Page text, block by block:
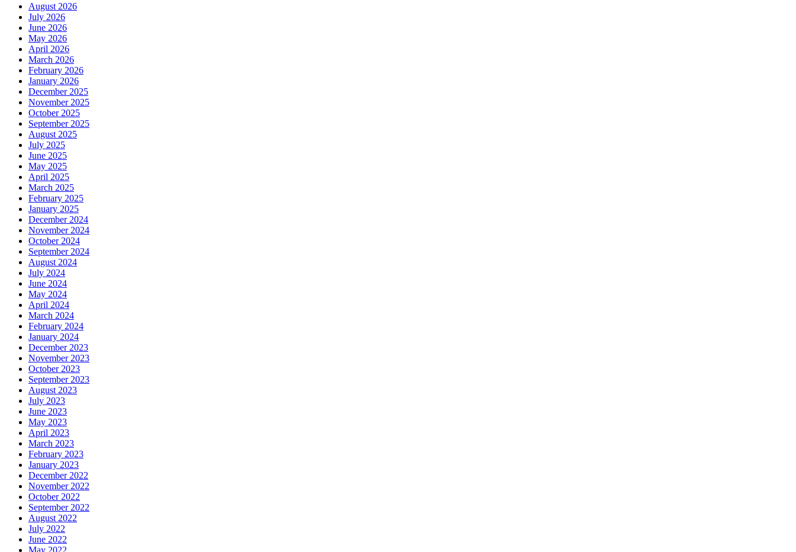
August 2026
July 2026
June 2026
May 2026
April 2026
March 2026
February 2026
January 2026
December 2025
November 2025
October 2025
September 2025
August 2025
July 2025
June 2025
May 2025
April 2025
March 2025
February 2025
January 2025
December 2024
November 2024
October 2024
September 2024
August 2024
July 2024
June 2024
May 2024
April 2024
March 2024
February 2024
January 2024
December 2023
November 2023
October 2023
September 2023
August 2023
July 2023
June 2023
May 2023
April 2023
March 2023
February 2023
January 2023
December 2022
November 2022
October 2022
September 2022
August 2022
July 2022
June 2022
May 2022